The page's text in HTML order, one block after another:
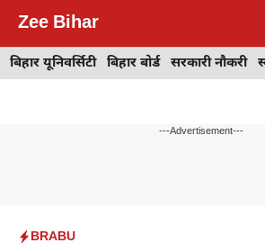
content
Zee Bihar
बिहार यूनिवर्सिटी बिहार बोर्ड सरकारी नौकरी
---Advertisement---
BRABU